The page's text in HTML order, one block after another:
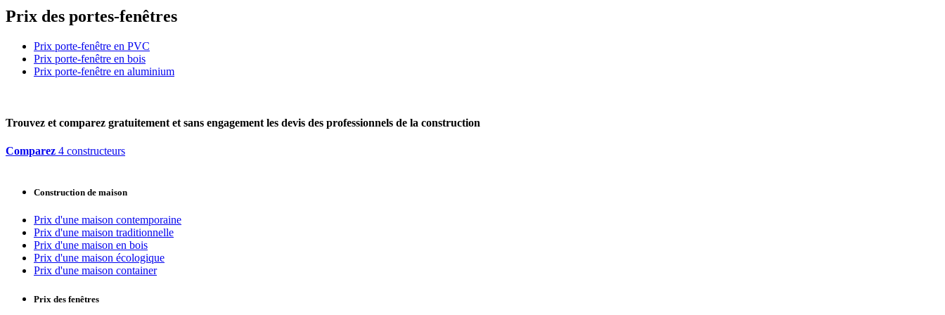
Prix des portes-fenêtres
Prix porte-fenêtre en PVC
Prix porte-fenêtre en bois
Prix porte-fenêtre en aluminium
Trouvez et comparez gratuitement et sans engagement les devis des professionnels de la construction
Comparez 4 constructeurs
Construction de maison
Prix d'une maison contemporaine
Prix d'une maison traditionnelle
Prix d'une maison en bois
Prix d'une maison écologique
Prix d'une maison container
Prix des fenêtres